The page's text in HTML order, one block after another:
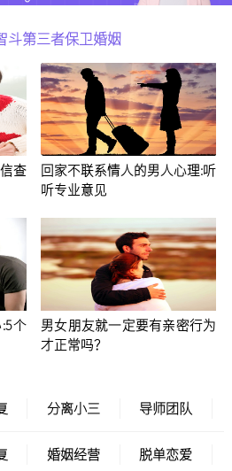
斗第三者保卫婚姻
查
回家不联系情人的男人心理:听
听专业意见
个
男女朋友就一定要有亲密行为
才正常吗？
分离小三 导师团队
婚姻经营 脱单恋爱